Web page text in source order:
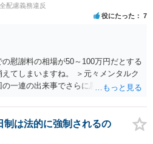
法律相談をされることをおすすめし
配慮義務違反
役にたった 7
慰謝料の相場が50～100万円だとする
てしまいますね。 ＞元々メンタルク
一連の出来事でさらに悪化した事実
にしても金額としては微々たるもの
士に詳細を説明したうえで指示を仰い
制は法的に強制されるの